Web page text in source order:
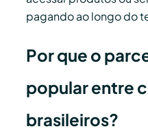
pagando ao longo do
Por que o
popular entre
brasileiros?